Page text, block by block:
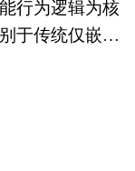
、国务院发展
多种相关报刊
公布和提供的
业作了详尽深
时不可或缺的
中心、中国经
全国及海外相
行业研究单位
国智慧支付行
展变化等进行
行业的发展现
字化转型推动
教学等新兴
争关键。其
球能效标准升
销售” 向 “硬
，拥有丰富的
文旅地产、智
验。 中研普
独特的产业研
8000多个细分
数据库、服务
行为逻辑为核
于传统仅嵌入
等前沿技术，
逻辑、人机互
界的自主演